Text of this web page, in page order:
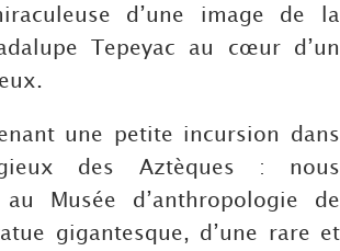
d’une image de la
Tepeyac au cœur d’un
une petite incursion dans
des Aztèques : nous
Musée d’anthropologie de
gigantesque, d’une rare et